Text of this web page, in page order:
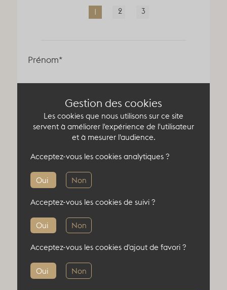
1 2 3
Prénom*
Société
Je suis un(e)*
Gestion des cookies
Les cookies que nous utilisons sur ce site
servent à améliorer l'expérience de l'utilisateur
et à mesurer l'audience.
Oui Non
Acceptez-vous les cookies analytiques ?
Oui Non
Acceptez-vous les cookies de suivi ?
Oui Non
Acceptez-vous les cookies d'ajout de favori ?